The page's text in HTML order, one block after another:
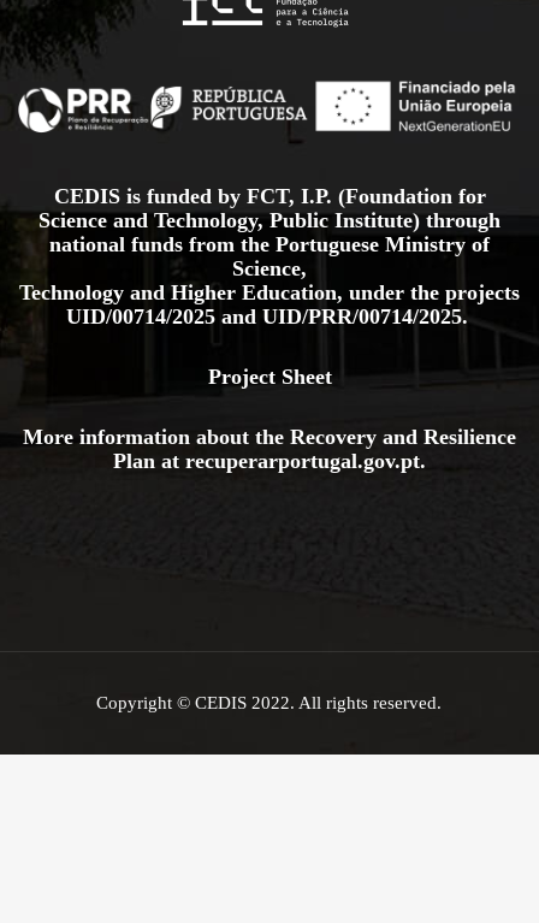
CEDIS is funded by FCT, I.P. (Foundation for
Science and Technology, Public Institute) through
national funds from the Portuguese Ministry of
Science,
Technology and Higher Education, under the projects
UID/00714/2025 and UID/PRR/00714/2025.
Project Sheet
More information about the Recovery and Resilience
Plan at recuperarportugal.gov.pt.
Copyright © CEDIS 2022. All rights reserved.